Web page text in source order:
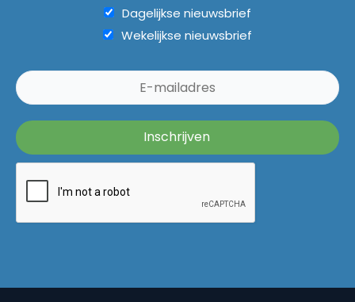
Dagelijkse nieuwsbrief
Wekelijkse nieuwsbrief